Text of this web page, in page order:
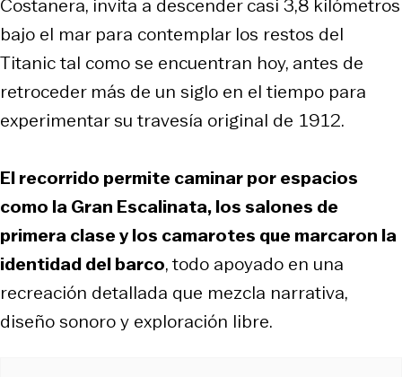
Costanera, invita a descender casi 3,8 kilómetros
bajo el mar para contemplar los restos del
Titanic tal como se encuentran hoy, antes de
retroceder más de un siglo en el tiempo para
experimentar su travesía original de 1912.
El recorrido permite caminar por espacios
como la Gran Escalinata, los salones de
primera clase y los camarotes que marcaron la
identidad del barco, todo apoyado en una
recreación detallada que mezcla narrativa,
diseño sonoro y exploración libre.